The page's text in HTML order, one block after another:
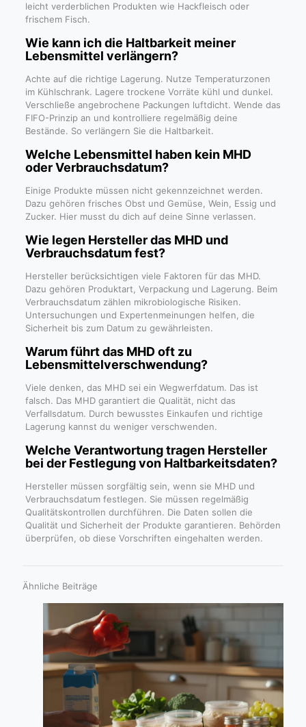
leicht verderblichen Produkten wie Hackfleisch oder
frischem Fisch.
Wie kann ich die Haltbarkeit meiner
Lebensmittel verlängern?
Achte auf die richtige Lagerung. Nutze Temperaturzonen
im Kühlschrank. Lagere trockene Vorräte kühl und dunkel.
Verschließe angebrochene Packungen luftdicht. Wende das
FIFO-Prinzip an und kontrolliere regelmäßig deine
Bestände. So verlängern Sie die Haltbarkeit.
Welche Lebensmittel haben kein MHD
oder Verbrauchsdatum?
Einige Produkte müssen nicht gekennzeichnet werden.
Dazu gehören frisches Obst und Gemüse, Wein, Essig und
Zucker. Hier musst du dich auf deine Sinne verlassen.
Wie legen Hersteller das MHD und
Verbrauchsdatum fest?
Hersteller berücksichtigen viele Faktoren für das MHD.
Dazu gehören Produktart, Verpackung und Lagerung. Beim
Verbrauchsdatum zählen mikrobiologische Risiken.
Untersuchungen und Expertenmeinungen helfen, die
Sicherheit bis zum Datum zu gewährleisten.
Warum führt das MHD oft zu
Lebensmittelverschwendung?
Viele denken, das MHD sei ein Wegwerfdatum. Das ist
falsch. Das MHD garantiert die Qualität, nicht das
Verfallsdatum. Durch bewusstes Einkaufen und richtige
Lagerung kannst du weniger verschwenden.
Welche Verantwortung tragen Hersteller
bei der Festlegung von Haltbarkeitsdaten?
Hersteller müssen sorgfältig sein, wenn sie MHD und
Verbrauchsdatum festlegen. Sie müssen regelmäßig
Qualitätskontrollen durchführen. Die Daten sollen die
Qualität und Sicherheit der Produkte garantieren. Behörden
überprüfen, ob diese Vorschriften eingehalten werden.
Ähnliche Beiträge